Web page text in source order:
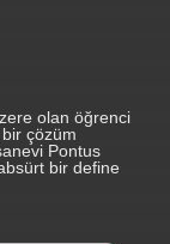
olan öğrenci
çözüm
Pontus
bir define